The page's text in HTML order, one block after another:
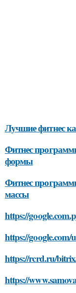
Лучшие фитнес
Фитнес
формы
Фитнес
массы
https://
https://
https://rcrd.ru/
https://